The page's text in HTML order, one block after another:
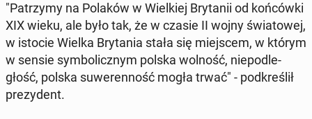
"Pa­trzy­my na Polaków w Wiel­kiej Bry­ta­nii od koń­ców­ki
XIX wieku, ale było tak, że w czasie II wojny świa­to­wej,
w istocie Wielka Bry­ta­nia stała się miej­scem, w którym
w sensie sym­bo­licz­nym polska wolność, nie­pod­le­
głość, polska su­we­ren­ność mogła trwać" - pod­kre­ślił
pre­zy­dent.